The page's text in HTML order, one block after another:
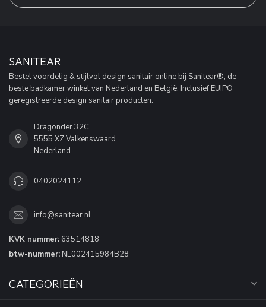
SANITEAR
Bestel voordelig & stijlvol design sanitair online bij Sanitear®, de
beste badkamer winkel van Nederland en België. Inclusief EUIPO
geregistreerde design sanitair producten.
Dragonder 32C
5555 XZ Valkenswaard
Nederland
0402024112
info@sanitear.nl
KVK nummer: 63514818
btw-nummer: NL002415984B28
CATEGORIEËN